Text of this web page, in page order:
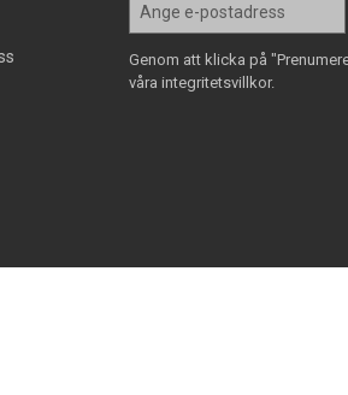
Genom att klicka på
våra integritetsvillkor.